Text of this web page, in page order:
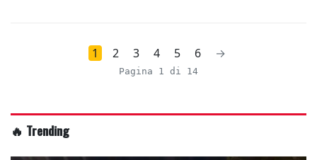
1 2 3 4 5 6 →
Pagina 1 di 14
🔥 Trending